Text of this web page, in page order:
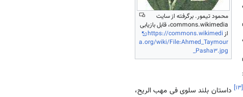
محمود تیمور. برگرفته از سایت
commons.wikimedia، قابل بازیابی
از https://commons.wikimedi
a.org/wiki/File:Ahmed_Taymour
_Pasha3.jpg
[۱۳] داستان بلند سلوی فی مهب الریح،